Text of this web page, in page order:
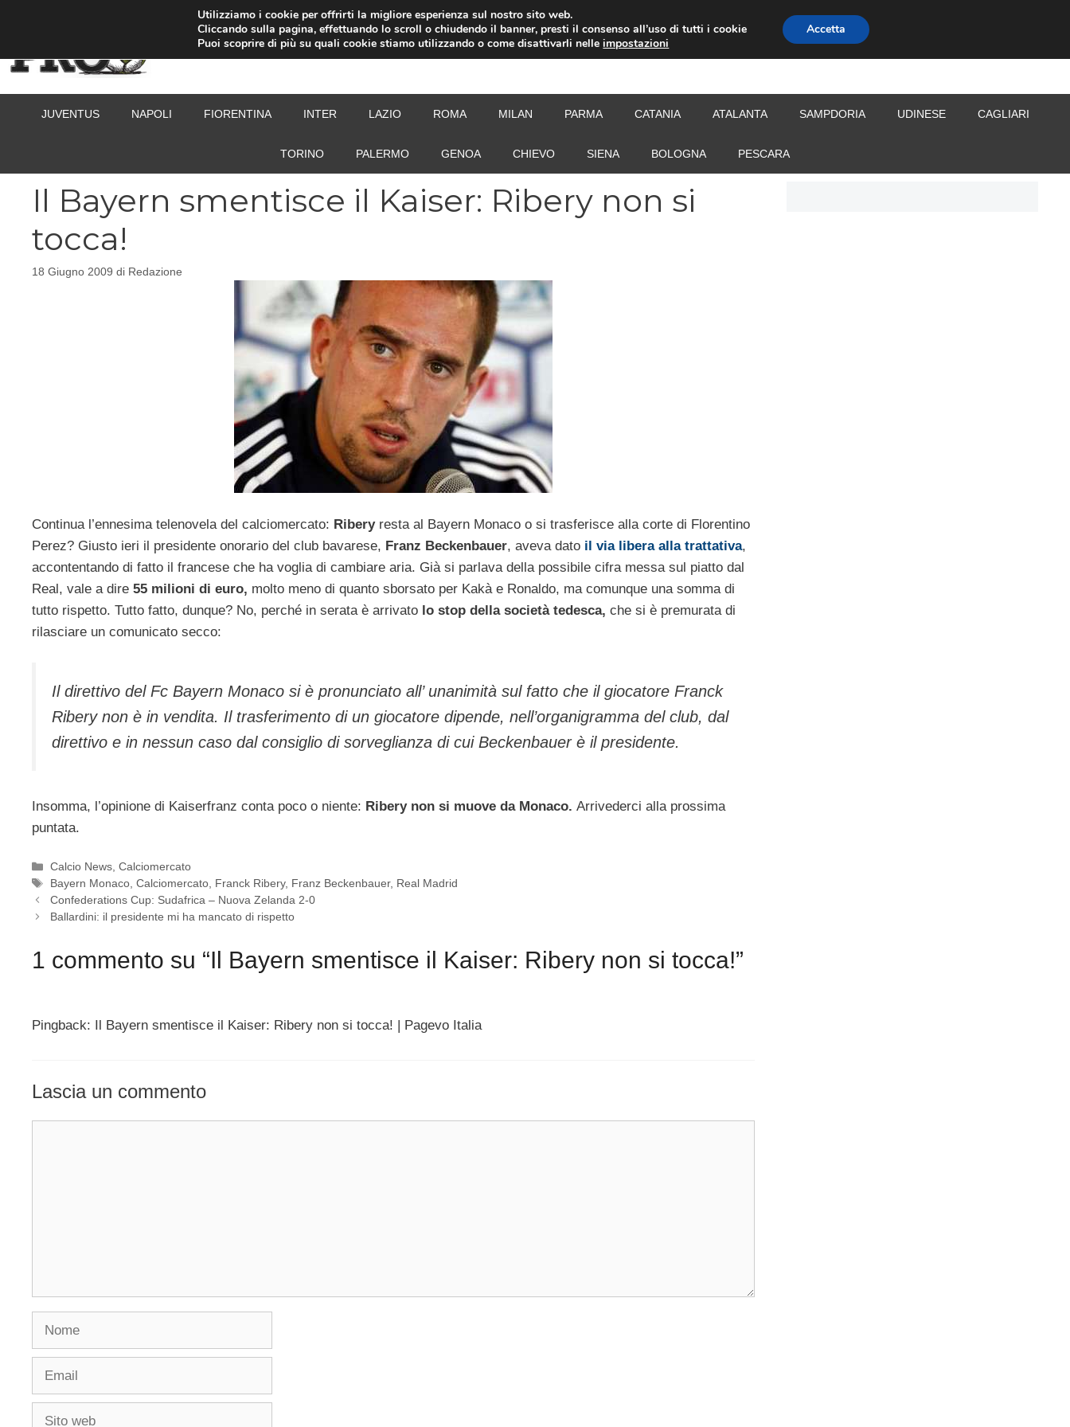
CALCIOMERCATO
JUVENTUS NAPOLI FIORENTINA INTER LAZIO ROMA MILAN PARMA CATANIA ATALANTA SAMPDORIA UDINESE CAGLIARI
TORINO PALERMO GENOA CHIEVO SIENA BOLOGNA PESCARA
Il Bayern smentisce il Kaiser: Ribery non si
tocca!
18 Giugno 2009 di Redazione
Continua l’ennesima telenovela del calciomercato: Riberyresta al Bayern Monaco o si trasferisce alla corte di Florentino
Perez? Giusto ieri il presidente onorario del club bavarese, Franz Beckenbauer, aveva dato il via libera alla trattativa,
accontentando di fatto il francese che ha voglia di cambiare aria. Già si parlava della possibile cifra messa sul piatto dal
Real, vale a dire 55 milioni di euro, molto meno di quanto sborsato per Kakà e Ronaldo, ma comunque una somma di
tutto rispetto. Tutto fatto, dunque? No, perché in serata è arrivato lo stop della società tedesca, che si è premurata di
rilasciare un comunicato secco:
Il direttivo del Fc Bayern Monaco si è pronunciato all’ unanimità sul fatto che il giocatore Franck
Ribery non è in vendita. Il trasferimento di un giocatore dipende, nell’organigramma del club, dal
direttivo e in nessun caso dal consiglio di sorveglianza di cui Beckenbauer è il presidente.
Insomma, l’opinione di Kaiserfranz conta poco o niente: Ribery non si muove da Monaco. Arrivederci alla prossima
puntata.
Categorie
Calcio News,Calciomercato
Tag
Bayern Monaco,Calciomercato, Franck Ribery, Franz Beckenbauer, Real Madrid
Confederations Cup: Sudafrica – Nuova Zelanda 2-0
Ballardini: il presidente mi ha mancato di rispetto
1 commento su “Il Bayern smentisce il Kaiser: Ribery non si tocca!”
Pingback: Il Bayern smentisce il Kaiser: Ribery non si tocca! | Pagevo Italia
Lascia un commento
Nome
Email
Sito
Utilizziamo i cookie per offrirti la migliore esperienza sul nostro sito web.
Cliccando sulla pagina, effettuando lo scroll o chiudendo il banner, presti il consenso all’uso di tutti i cookie
Puoi scoprire di più su quali cookie stiamo utilizzando o come disattivarli nelleimpostazioni
Accetta